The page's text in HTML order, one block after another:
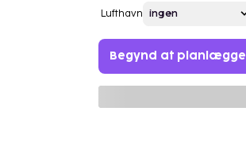
Lufthavn
Begynd at planlægge